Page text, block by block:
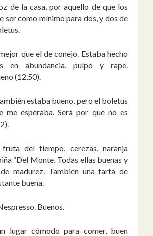
de la casa, por aquello de que los
ser como mínimo para dos, y dos de
que el de conejo. Estaba hecho
en abundancia, pulpo y rape.
(12,50).
estaba bueno, pero el boletus
me esperaba. Será por que no es
fruta del tiempo, cerezas, naranja
“Del Monte. Todas ellas buenas y
madurez. También una tarta de
buena.
Buenos.
lugar cómodo para comer, buen